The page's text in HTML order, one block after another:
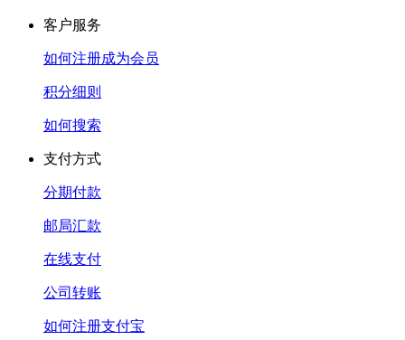
客户服务
如何注册成为会员
积分细则
如何搜索
支付方式
分期付款
邮局汇款
在线支付
公司转账
如何注册支付宝